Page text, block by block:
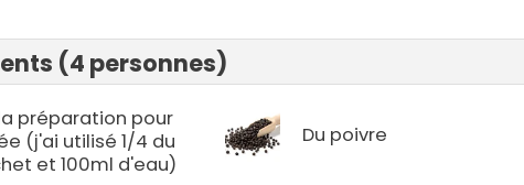
(4 personnes)
préparation pour
(j'ai utilisé 1/4 du
et 100ml d'eau)
Du poivre